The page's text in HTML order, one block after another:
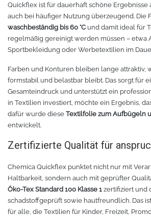
Quickflex ist für dauerhaft schöne
auch bei häufiger Nutzung überzeugend. Die
waschbeständig bis 60 °C und damit ideal für
regelmäßig gereinigt werden müssen – etwa
Sportbekleidung oder Werbetextilien im
Farben und Konturen bleiben lange attraktiv,
formstabil und belastbar bleibt. Das sorgt für
Gesamteindruck und unterstützt ein
in Textilien investiert, möchte ein Ergebnis,
dafür wurde diese Textilfolie zum Aufbügeln
entwickelt.
Zertifizierte Qualität für
Chemica Quickflex punktet nicht nur mit
Haltbarkeit, sondern auch mit geprüfter
Öko-Tex Standard 100 Klasse 1 zertifiziert und
schadstoffgeprüft sowie hautfreundlich. Das
für alle, die Textilien für Kinder, Freizeit,